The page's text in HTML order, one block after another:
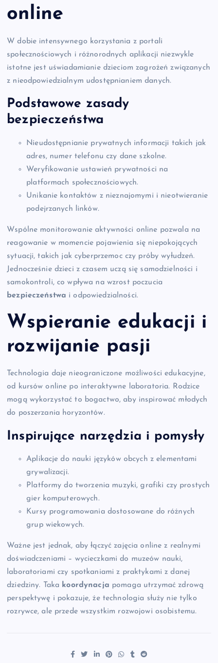
online
W dobie intensywnego korzystania z portali
społecznościowych i różnorodnych aplikacji niezwykle
istotne jest uświadamianie dzieciom zagrożeń związanych
z nieodpowiedzialnym udostępnianiem danych.
Podstawowe zasady
bezpieczeństwa
Nieudostępnianie prywatnych informacji takich jak
adres, numer telefonu czy dane szkolne.
Weryfikowanie ustawień prywatności na
platformach społecznościowych.
Unikanie kontaktów z nieznajomymi i nieotwieranie
podejrzanych linków.
Wspólne monitorowanie aktywności online pozwala na
reagowanie w momencie pojawienia się niepokojących
sytuacji, takich jak cyberprzemoc czy próby wyłudzeń.
Jednocześnie dzieci z czasem uczą się samodzielności i
samokontroli, co wpływa na wzrost poczucia
bezpieczeństwa i odpowiedzialności.
Wspieranie edukacji i
rozwijanie pasji
Technologia daje nieograniczone możliwości edukacyjne,
od kursów online po interaktywne laboratoria. Rodzice
mogą wykorzystać to bogactwo, aby inspirować młodych
do poszerzania horyzontów.
Inspirujące narzędzia i pomysły
Aplikacje do nauki języków obcych z elementami
grywalizacji.
Platformy do tworzenia muzyki, grafiki czy prostych
gier komputerowych.
Kursy programowania dostosowane do różnych
grup wiekowych.
Ważne jest jednak, aby łączyć zajęcia online z realnymi
doświadczeniami – wycieczkami do muzeów nauki,
laboratoriami czy spotkaniami z praktykami z danej
dziedziny. Taka koordynacja pomaga utrzymać zdrową
perspektywę i pokazuje, że technologia służy nie tylko
rozrywce, ale przede wszystkim rozwojowi osobistemu.